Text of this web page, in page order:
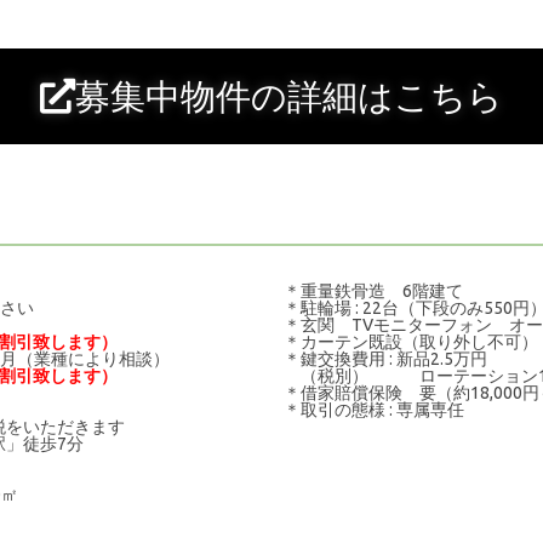
募集中物件の詳細はこちら
い
致します）
（業種により相談）
引致します）
いただきます
」徒歩7分
㎡
＊重量鉄骨造 6階建て
＊駐輪場 : 22台（下段のみ550円）
＊玄関 TVモニターフォン オー
＊カーテン既設（取り外し不可）
＊鍵交換費用 : 新品2.5万円
（税別） ローテーション1
＊借家賠償保険 要（約18,000円
＊取引の態様 : 専属専任